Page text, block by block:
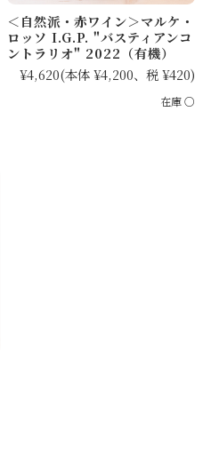
＜自然派・赤ワイン＞マルケ・
ロッソ I.G.P. "バスティアンコ
ントラリオ" 2022（有機）
¥4,620(本体 ¥4,200、税 ¥420)
在庫 ○